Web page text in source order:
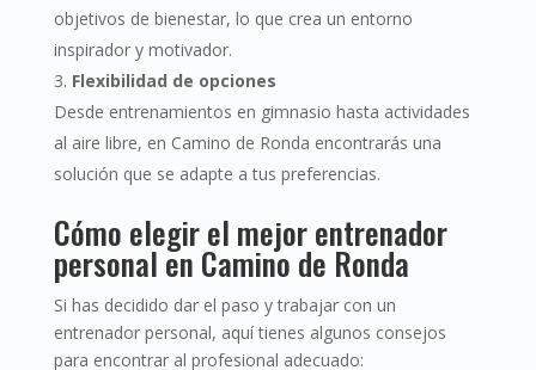
objetivos de bienestar, lo que crea un entorno
inspirador y motivador.
Flexibilidad de opciones
Desde entrenamientos en gimnasio hasta actividades
al aire libre, en Camino de Ronda encontrarás una
solución que se adapte a tus preferencias.
Cómo elegir el mejor entrenador
personal en Camino de Ronda
Si has decidido dar el paso y trabajar con un
entrenador personal, aquí tienes algunos consejos
para encontrar al profesional adecuado: